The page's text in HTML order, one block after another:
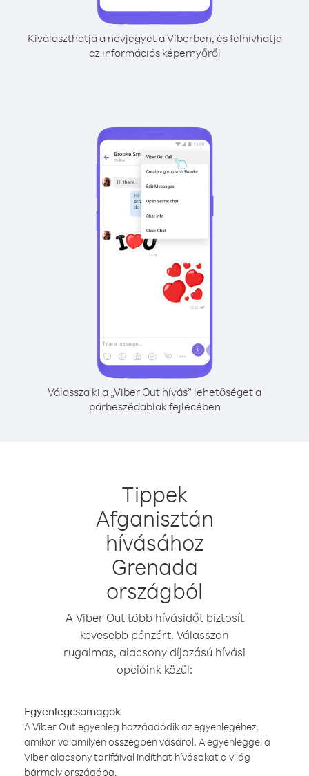
Kiválaszthatja a névjegyet a Viberben, és felhívhatja
az információs képernyőről
Válassza ki a „Viber Out hívás” lehetőséget a
párbeszédablak fejlécében
Tippek
Afganisztán
hívásához
Grenada
országból
A Viber Out több hívásidőt biztosít
kevesebb pénzért. Válasszon
rugalmas, alacsony díjazású hívási
opcióink közül:
Egyenlegcsomagok
A Viber Out egyenleg hozzáadódik az egyenlegéhez,
amikor valamilyen összegben vásárol. A egyenleggel a
Viber alacsony tarifáival indíthat hívásokat a világ
bármely országába.